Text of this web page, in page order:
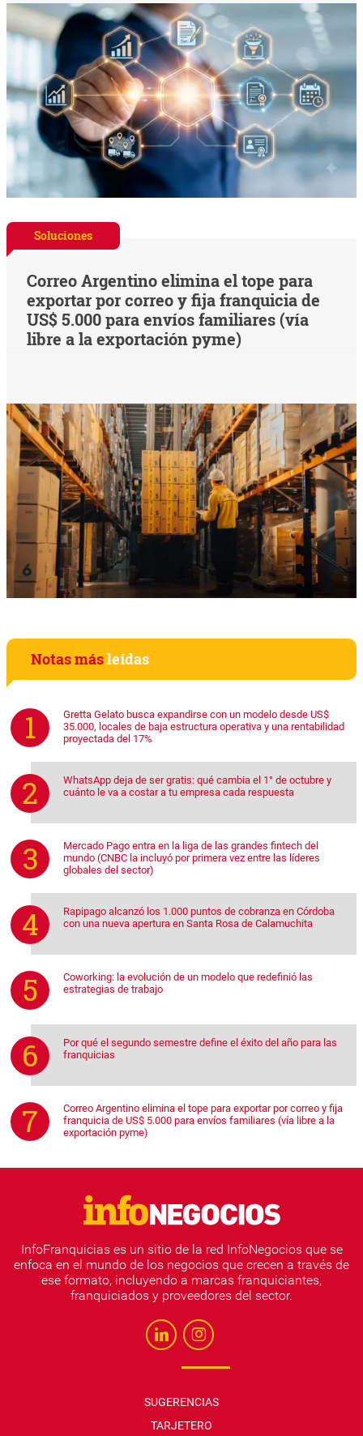
Soluciones
Correo Argentino elimina el tope para
exportar por correo y fija franquicia de
US$ 5.000 para envíos familiares (vía
libre a la exportación pyme)
Notas másleídas
Gretta Gelato busca expandirse con un modelo desde US$
35.000, locales de baja estructura operativa y una rentabilidad
proyectada del 17%
WhatsApp deja de ser gratis: qué cambia el 1° de octubre y
cuánto le va a costar a tu empresa cada respuesta
Mercado Pago entra en la liga de las grandes fintech del
mundo (CNBC la incluyó por primera vez entre las líderes
globales del sector)
Rapipago alcanzó los 1.000 puntos de cobranza en Córdoba
con una nueva apertura en Santa Rosa de Calamuchita
Coworking: la evolución de un modelo que redefinió las
estrategias de trabajo
Por qué el segundo semestre define el éxito del año para las
franquicias
Correo Argentino elimina el tope para exportar por correo y fija
franquicia de US$ 5.000 para envíos familiares (vía libre a la
exportación pyme)
InfoFranquicias es un sitio de la red InfoNegocios que se
enfoca en el mundo de los negocios que crecen a través de
ese formato, incluyendo a marcas franquiciantes,
franquiciados y proveedores del sector.
SUGERENCIAS
TARJETERO